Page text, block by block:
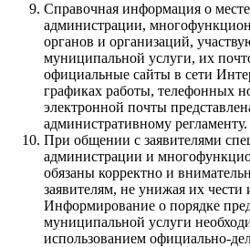
Справочная информация о
администрации,
органов и организаций,
муниципальной услуги, их
официальные сайты в сети
графиках работы, телефонных
электронной почты
административному регламенту.
При общении с заявителями
администрации и
обязаны корректно и
заявителям, не унижая их чести
Информирование о порядке
муниципальной услуги
использованием официально-